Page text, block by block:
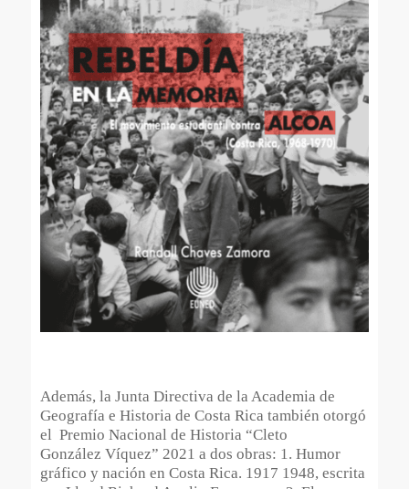
Además, la Junta Directiva de la Academia de
Geografía e Historia de Costa Rica también otorgó
el Premio Nacional de Historia “Cleto
González Víquez” 2021 a dos obras: 1. Humor
gráfico y nación en Costa Rica. 1917 1948, escrita